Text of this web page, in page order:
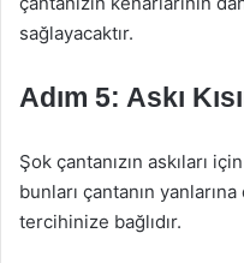
sağlayacaktır.
Adım 5: Askı
Şok çantanızın askıları
bunları çantanın
tercihinize bağlıdır.